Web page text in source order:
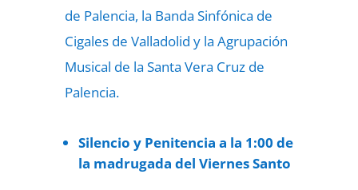
de Palencia, la Banda Sinfónica de
Cigales de Valladolid y la Agrupación
Musical de la Santa Vera Cruz de
Palencia.
Silencio y Penitencia a la 1:00 de
la madrugada del Viernes Santo